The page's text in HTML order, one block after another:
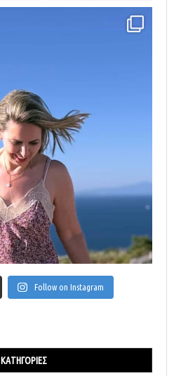
Follow on Instagram
ΚΑΤΗΓΟΡΊΕΣ